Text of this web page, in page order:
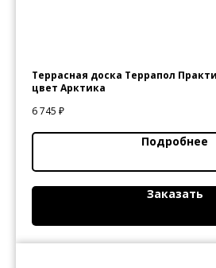
Террасная доска Террапол
цвет Арктика
6 745 ₽
Подробнее
Заказать